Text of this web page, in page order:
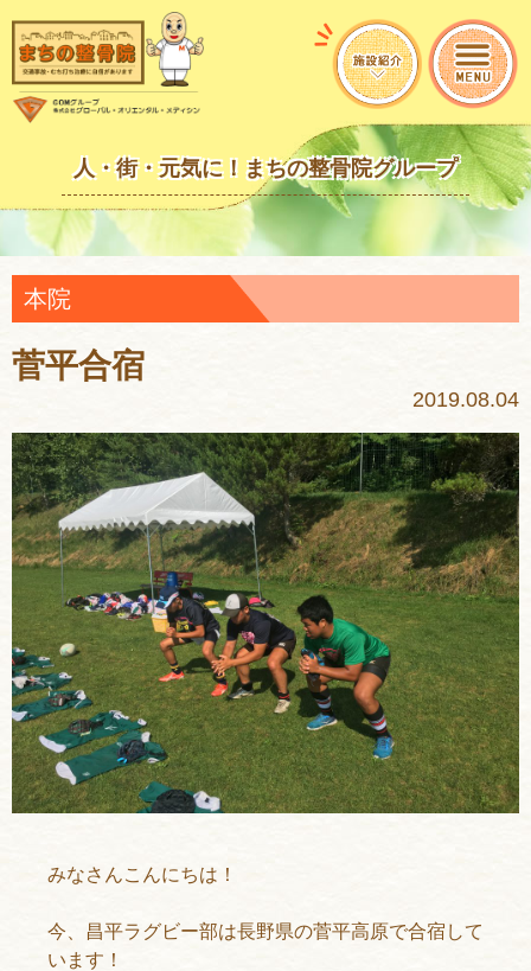
人・街・元気に！まちの整骨院グループ
本院
菅平合宿
2019.08.04
みなさんこんにちは！
今、昌平ラグビー部は長野県の菅平高原で合宿して
います！